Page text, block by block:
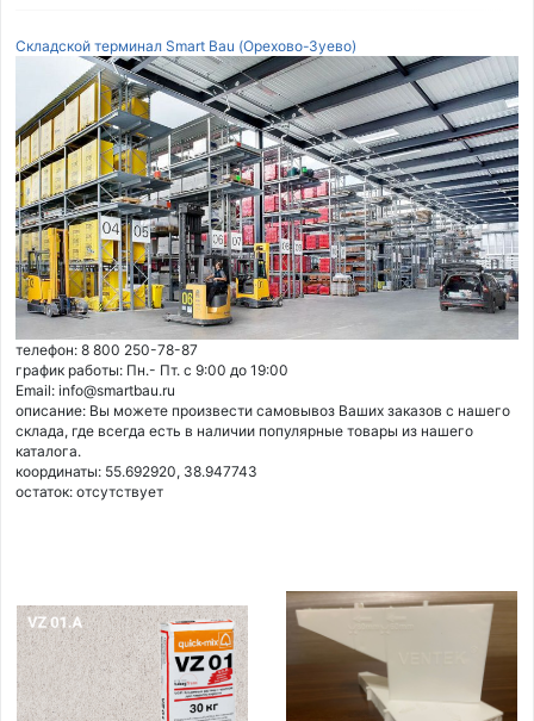
Складской терминал Smart Bau (Орехово-Зуево)
телефон: 8 800 250-78-87
график работы: Пн.- Пт. с 9:00 до 19:00
Email: info@smartbau.ru
описание: Вы можете произвести самовывоз Ваших заказов с нашего
склада, где всегда есть в наличии популярные товары из нашего
каталога.
координаты: 55.692920, 38.947743
остаток: отсутствует